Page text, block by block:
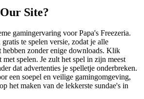
Site?
gamingervaring voor Papa's Freezeria.
te spelen versie, zodat je alle
zonder enige downloads. Klik
spelen. Je zult het spel in zijn meest
dat advertenties je spelletje onderbreken.
een soepel en veilige gamingomgeving,
het maken van de lekkerste sundae's in